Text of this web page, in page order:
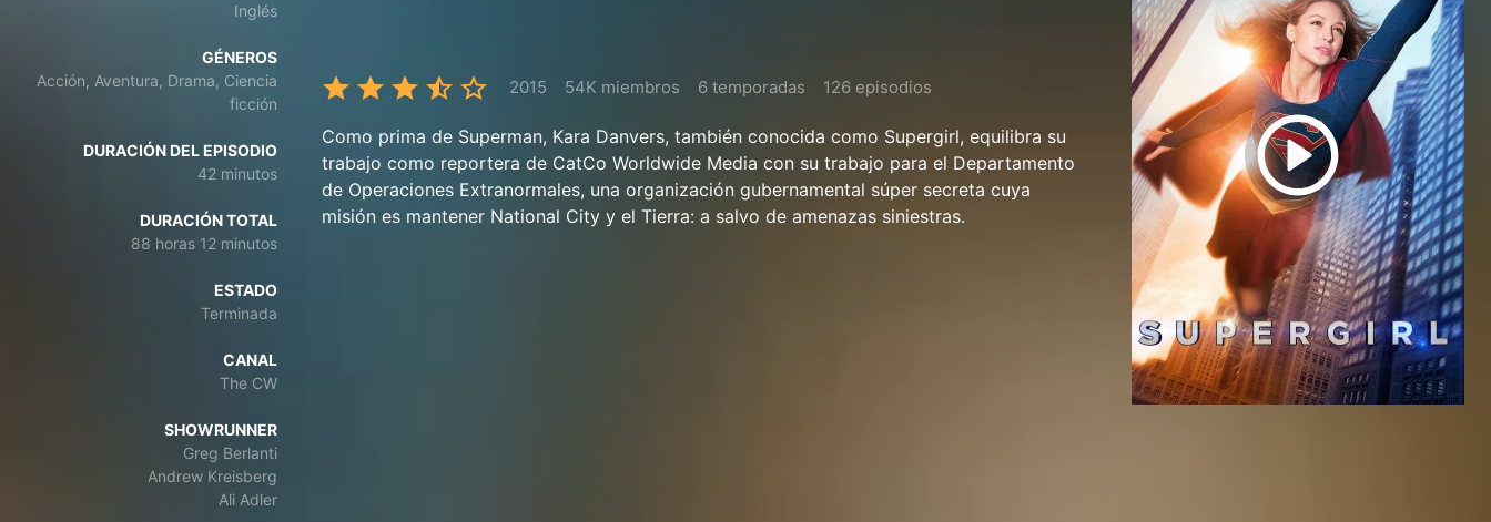
Inglés
GÉNEROS
Acción, Aventura, Drama, Ciencia
ficción
DURACIÓN DEL EPISODIO
42 minutos
DURACIÓN TOTAL
88 horas 12 minutos
ESTADO
Terminada
CANAL
The CW
SHOWRUNNER
Greg Berlanti
Andrew Kreisberg
Ali Adler
2015 54K miembros 6 temporadas 126 episodios
Como prima de Superman, Kara Danvers, también conocida como Supergirl, equilibra su
trabajo como reportera de CatCo Worldwide Media con su trabajo para el Departamento
de Operaciones Extranormales, una organización gubernamental súper secreta cuya
misión es mantener National City y el Tierra: a salvo de amenazas siniestras.